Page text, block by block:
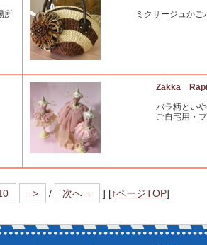
所
ミクサージュか
Zakka Rapi
バラ柄とい
ご自宅用・
=> / 次へ→ ] [↑ページTOP]